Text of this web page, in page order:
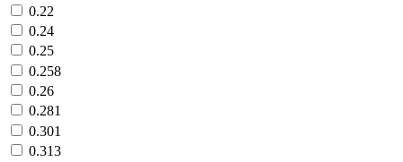
0.22
0.24
0.25
0.258
0.26
0.281
0.301
0.313